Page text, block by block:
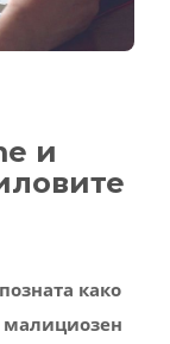
и
како
малициозен